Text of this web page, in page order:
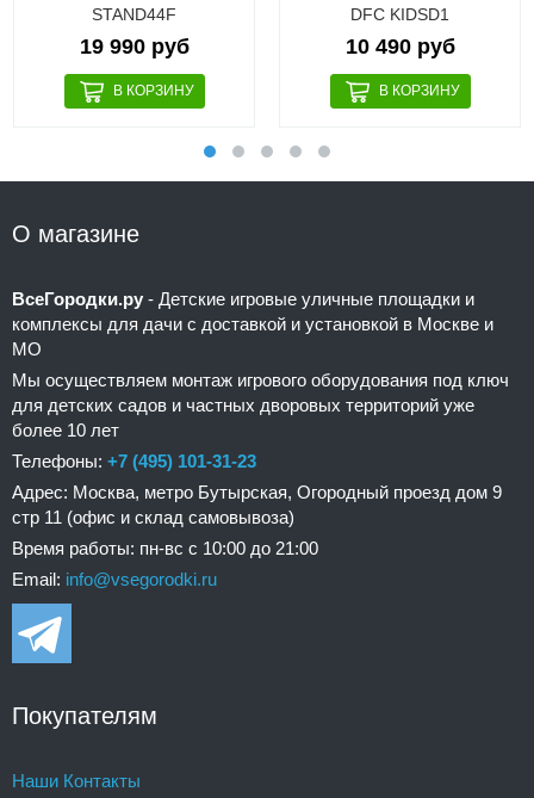
STAND44F
19 990 руб
DFC KIDSD1
10 490 руб
О магазине
ВсеГородки.ру - Детские игровые уличные площадки и
комплексы для дачи с доставкой и установкой в Москве и
МО
Мы осуществляем монтаж игрового оборудования под ключ
для детских садов и частных дворовых территорий уже
более 10 лет
Телефоны: +7 (495) 101-31-23
Адрес: Москва, метро Бутырская, Огородный проезд дом 9
стр 11 (офис и склад самовывоза)
Время работы: пн-вс с 10:00 до 21:00
Email: info@vsegorodki.ru
Покупателям
Наши Контакты